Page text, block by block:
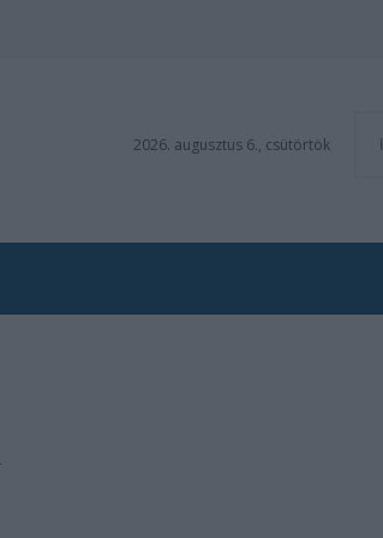
2026. augusztus 6., csütörtök